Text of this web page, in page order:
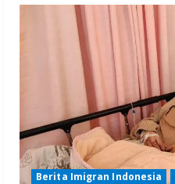
Taiwan
Ingatkan
Majikan
Bayar
PMI
Sebelum
Kembali
ke
Tanah
Air
Berita Imigran Indonesia